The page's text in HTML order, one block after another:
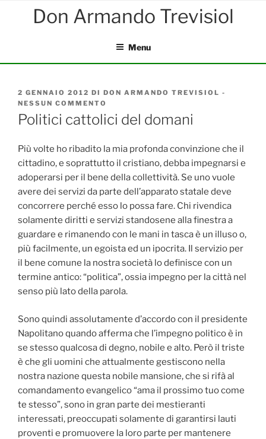
Menu
PUBBLICATO
IL
2 GENNAIO 2012 DI DON ARMANDO TREVISIOL -
NESSUN COMMENTO
POLITICI
CATTOLICI
DOMANI
Politici cattolici del domani
Più volte ho ribadito la mia profonda convinzione che il
cittadino, e soprattutto il cristiano, debba impegnarsi e
adoperarsi per il bene della collettività. Se uno vuole
avere dei servizi da parte dell’apparato statale deve
concorrere perché esso lo possa fare. Chi rivendica
solamente diritti e servizi standosene alla finestra a
guardare e rimanendo con le mani in tasca è un illuso o,
più facilmente, un egoista ed un ipocrita. Il servizio per
il bene comune la nostra società lo definisce con un
termine antico: “politica”, ossia impegno per la città nel
senso più lato della parola.
Sono quindi assolutamente d’accordo con il presidente
Napolitano quando afferma che l’impegno politico è in
se stesso qualcosa di degno, nobile e alto. Però il triste
è che gli uomini che attualmente gestiscono nella
nostra nazione questa nobile mansione, che si rifà al
comandamento evangelico “ama il prossimo tuo come
te stesso”, sono in gran parte dei mestieranti
interessati, preoccupati solamente di garantirsi lauti
proventi e promuovere la loro parte per mantenere